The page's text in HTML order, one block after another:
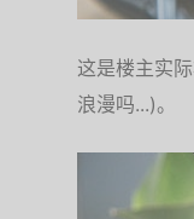
这是楼主实
浪漫吗...)。